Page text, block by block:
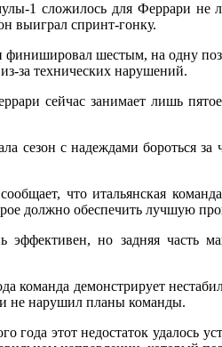
1 сложилось для Феррари не
выиграл спринт-гонку.
шестым, на одну
за технических нарушений.
сейчас занимает лишь
сезон с надеждами бороться
что итальянская
должно обеспечить лучшую
эффективен, но задняя
команда демонстрирует
не нарушил планы команды.
года этот недостаток удалось